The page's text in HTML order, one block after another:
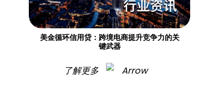
美金循环信用贷：跨境电商提升竞争力的关
键武器
了解更多